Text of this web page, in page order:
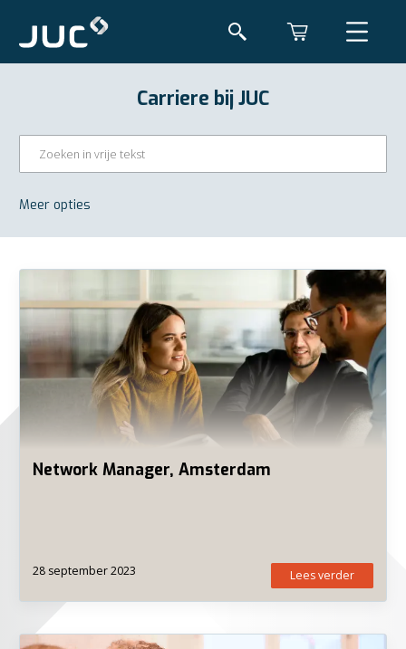
Carriere bij JUC
Meer opties
28 september 2023 Lees verder
Network Manager, Amsterdam